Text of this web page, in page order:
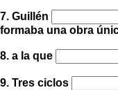
7. Guillén
formaba una obra
8. a la que
9. Tres ciclos